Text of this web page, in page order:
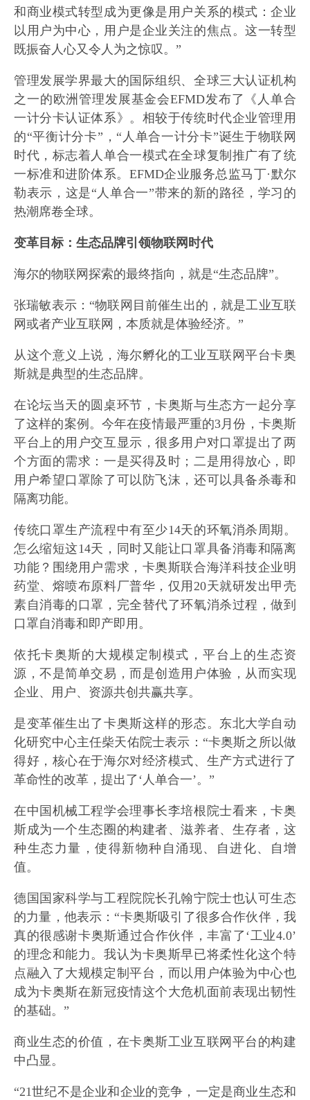
和商业模式转型成为更像是用户关系的模式：企业
以用户为中心，用户是企业关注的焦点。这一转型
既振奋人心又令人为之惊叹。”
管理发展学界最大的国际组织、全球三大认证机构
之一的欧洲管理发展基金会EFMD发布了《人单合
一计分卡认证体系》。相较于传统时代企业管理用
的“平衡计分卡”，“人单合一计分卡”诞生于物联网
时代，标志着人单合一模式在全球复制推广有了统
一标准和进阶体系。EFMD企业服务总监马丁·默尔
勒表示，这是“人单合一”带来的新的路径，学习的
热潮席卷全球。
变革目标：生态品牌引领物联网时代
海尔的物联网探索的最终指向，就是“生态品牌”。
张瑞敏表示：“物联网目前催生出的，就是工业互联
网或者产业互联网，本质就是体验经济。”
从这个意义上说，海尔孵化的工业互联网平台卡奥
斯就是典型的生态品牌。
在论坛当天的圆桌环节，卡奥斯与生态方一起分享
了这样的案例。今年在疫情最严重的3月份，卡奥斯
平台上的用户交互显示，很多用户对口罩提出了两
个方面的需求：一是买得及时；二是用得放心，即
用户希望口罩除了可以防飞沫，还可以具备杀毒和
隔离功能。
传统口罩生产流程中有至少14天的环氧消杀周期。
怎么缩短这14天，同时又能让口罩具备消毒和隔离
功能？围绕用户需求，卡奥斯联合海洋科技企业明
药堂、熔喷布原料厂普华，仅用20天就研发出甲壳
素自消毒的口罩，完全替代了环氧消杀过程，做到
口罩自消毒和即产即用。
依托卡奥斯的大规模定制模式，平台上的生态资
源，不是简单交易，而是创造用户体验，从而实现
企业、用户、资源共创共赢共享。
是变革催生出了卡奥斯这样的形态。东北大学自动
化研究中心主任柴天佑院士表示：“卡奥斯之所以做
得好，核心在于海尔对经济模式、生产方式进行了
革命性的改革，提出了‘人单合一’。”
在中国机械工程学会理事长李培根院士看来，卡奥
斯成为一个生态圈的构建者、滋养者、生存者，这
种生态力量，使得新物种自涌现、自进化、自增
值。
德国国家科学与工程院院长孔翰宁院士也认可生态
的力量，他表示：“卡奥斯吸引了很多合作伙伴，我
真的很感谢卡奥斯通过合作伙伴，丰富了‘工业4.0’
的理念和能力。我认为卡奥斯早已将柔性化这个特
点融入了大规模定制平台，而以用户体验为中心也
成为卡奥斯在新冠疫情这个大危机面前表现出韧性
的基础。”
商业生态的价值，在卡奥斯工业互联网平台的构建
中凸显。
“21世纪不是企业和企业的竞争，一定是商业生态和